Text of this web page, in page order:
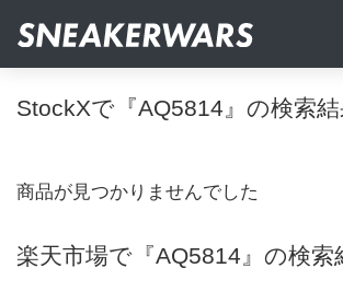
StockXで『AQ5814』の検索結
商品が見つかりませんでした
楽天市場で『AQ5814』の検索